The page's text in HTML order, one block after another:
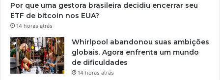
Por que uma gestora brasileira decidiu encerrar seu
ETF de bitcoin nos EUA?
14 horas atrás
Whirlpool abandonou suas ambições
globais. Agora enfrenta um mundo
de dificuldades
14 horas atrás